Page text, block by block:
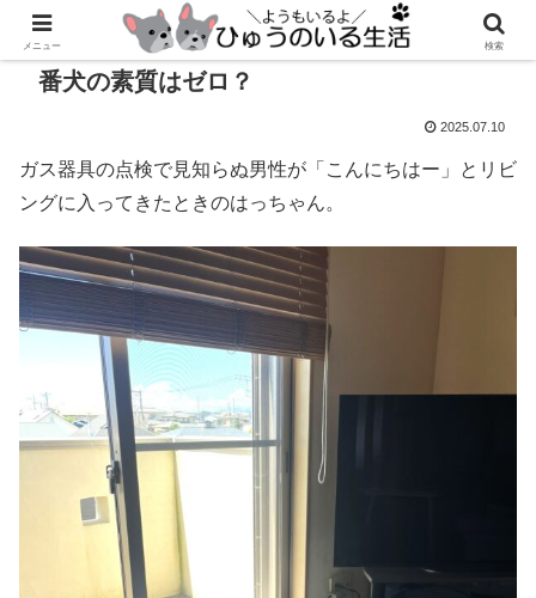
番犬の素質はゼロ？
2025.07.10
ガス器具の点検で見知らぬ男性が「こんにちはー」とリビ
ングに入ってきたときのはっちゃん。
メニュー 検索